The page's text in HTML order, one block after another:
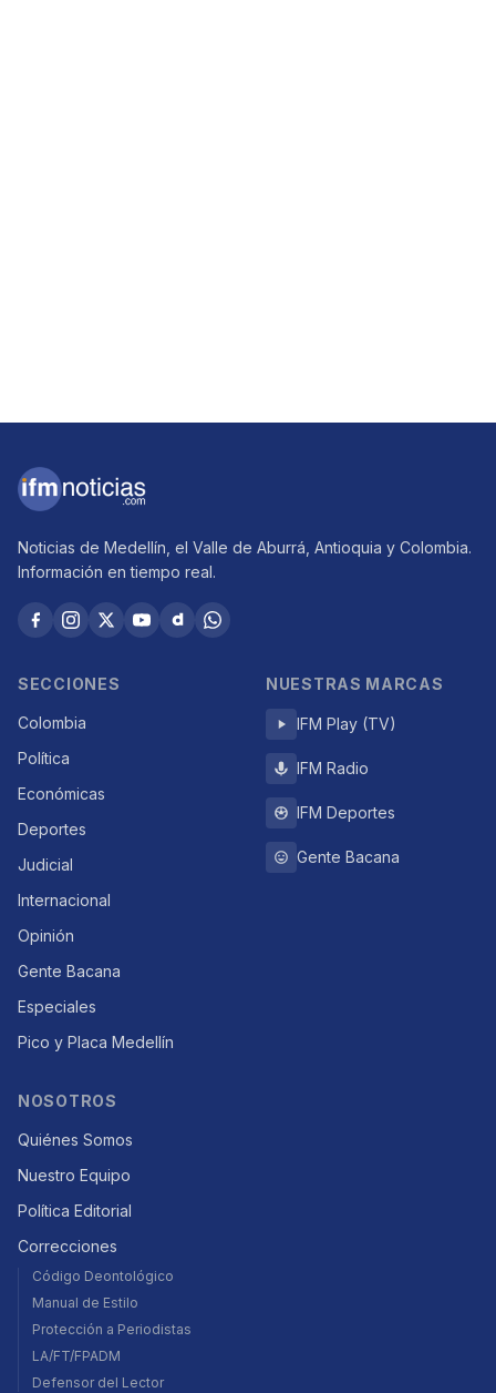
Noticias de Medellín, el Valle de Aburrá, Antioquia y Colombia.
Información en tiempo real.
SECCIONES
Colombia
Política
Económicas
Deportes
Judicial
Internacional
Opinión
Gente Bacana
Especiales
Pico y Placa Medellín
NUESTRAS MARCAS
IFM Play (TV)
IFM Radio
IFM Deportes
Gente Bacana
NOSOTROS
Quiénes Somos
Nuestro Equipo
Política Editorial
Correcciones
Código Deontológico
Manual de Estilo
Protección a Periodistas
LA/FT/FPADM
Defensor del Lector